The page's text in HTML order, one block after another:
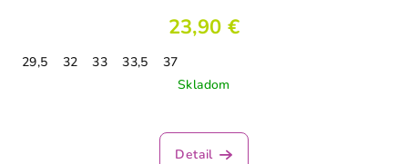
23,90 €
29,5 32 33 33,5
37
Skladom
Detail